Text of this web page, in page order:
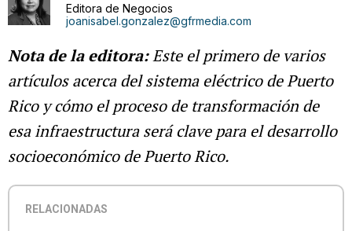
Editora de Negocios
joanisabel.gonzalez@gfrmedia.com
Nota de la editora:Este el primero de varios
artículos acerca del sistema eléctrico de Puerto
Rico y cómo el proceso de transformación de
esa infraestructura será clave para el desarrollo
socioeconómico de Puerto Rico.
RELACIONADAS